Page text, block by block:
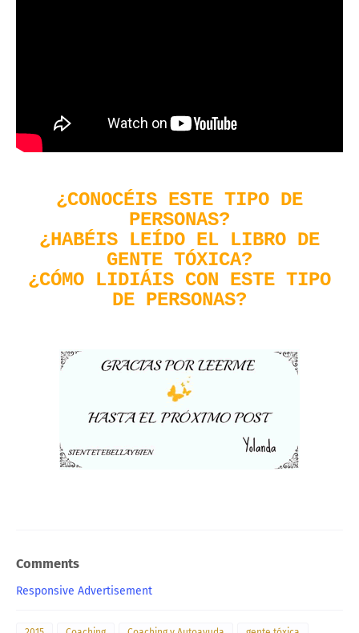
¿CONOCÉIS ESTE TIPO DE
PERSONAS?
¿HABÉIS LEÍDO EL LIBRO DE
GENTE TÓXICA?
¿CÓMO LIDIÁIS CON ESTE TIPO
DE PERSONAS?
Comments
Responsive Advertisement